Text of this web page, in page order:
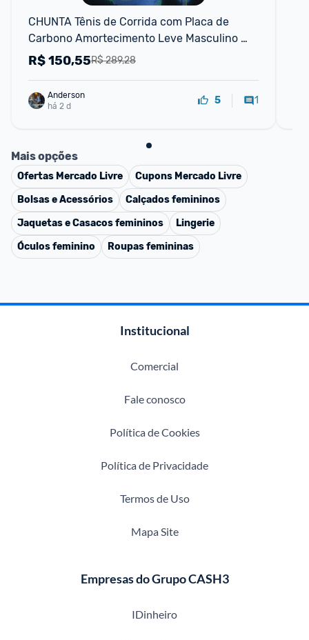
CHUNTA Tênis de Corrida com Placa de
Carbono Amortecimento Leve Masculino
Feminino
R$ 289,28
R$150,55
Anderson
há 2 d
5 1
Mais opções
Ofertas Mercado Livre Cupons Mercado Livre
Bolsas e Acessórios
Calçados femininos
Jaquetas e Casacos femininos
Lingerie
Óculos feminino
Roupas femininas
Institucional
Comercial
Fale conosco
Política de Cookies
Política de Privacidade
Termos de Uso
Mapa Site
Empresas do Grupo CASH3
IDinheiro